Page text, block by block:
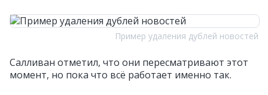
Пример удаления дублей новостей
Салливан отметил, что они пересматривают этот
момент, но пока что всё работает именно так.